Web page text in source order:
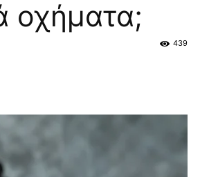
οχήματα;
439